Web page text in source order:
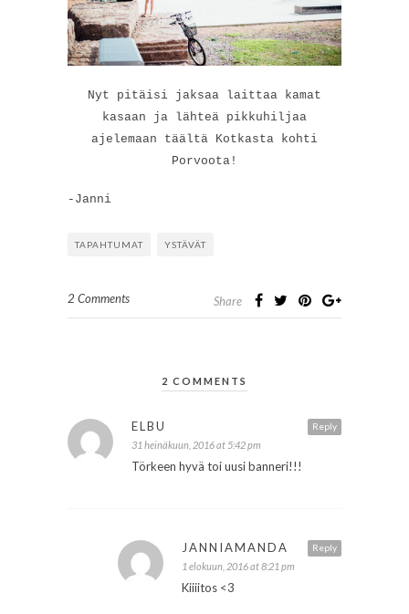
Nyt pitäisi jaksaa laittaa kamat
kasaan ja lähteä pikkuhiljaa
ajelemaan täältä Kotkasta kohti
Porvoota!
-Janni
TAPAHTUMAT YSTÄVÄT
2 Comments Share
2 COMMENTS
Reply
ELBU
31 heinäkuun, 2016 at 5:42 pm
Törkeen hyvä toi uusi banneri!!!
Reply
JANNIAMANDA
1 elokuun, 2016 at 8:21 pm
Kiiiitos <3